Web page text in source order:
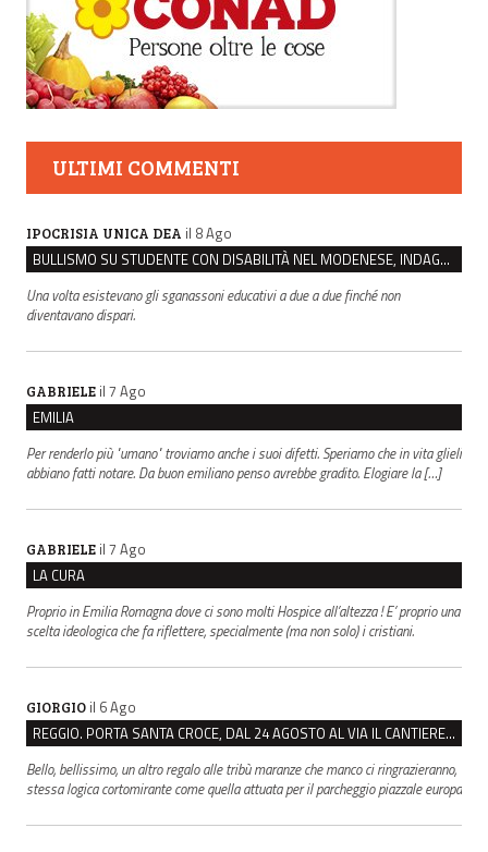
ULTIMI COMMENTI
IPOCRISIA UNICA DEA il 8 Ago
BULLISMO SU STUDENTE CON DISABILITÀ NEL MODENESE, INDAGATI DUE RAGAZZI DI 16 ANNI
Una volta esistevano gli sganassoni educativi a due a due finché non
diventavano dispari.
GABRIELE il 7 Ago
EMILIA
Per renderlo più "umano" troviamo anche i suoi difetti. Speriamo che in vita glieli
abbiano fatti notare. Da buon emiliano penso avrebbe gradito. Elogiare la […]
GABRIELE il 7 Ago
LA CURA
Proprio in Emilia Romagna dove ci sono molti Hospice all’altezza ! E’ proprio una
scelta ideologica che fa riflettere, specialmente (ma non solo) i cristiani.
GIORGIO il 6 Ago
REGGIO. PORTA SANTA CROCE, DAL 24 AGOSTO AL VIA IL CANTIERE PER IL NUOVO COLLETTORE FOGNARIO
Bello, bellissimo, un altro regalo alle tribù maranze che manco ci ringrazieranno,
stessa logica cortomirante come quella attuata per il parcheggio piazzale europa